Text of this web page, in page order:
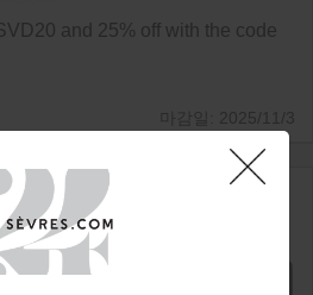
and 25% off with the code
Last chance